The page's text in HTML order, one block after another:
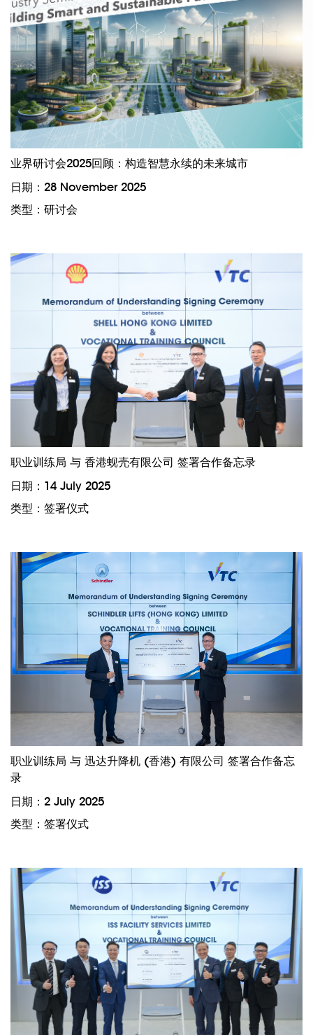
业界研讨会2025回顾：构造智慧永续的未来城市
日期：28 November 2025
类型：研讨会
职业训练局 与 香港蚬壳有限公司 签署合作备忘录
日期：14 July 2025
类型：签署仪式
职业训练局 与 迅达升降机 (香港) 有限公司 签署合作备忘
录
日期：2 July 2025
类型：签署仪式